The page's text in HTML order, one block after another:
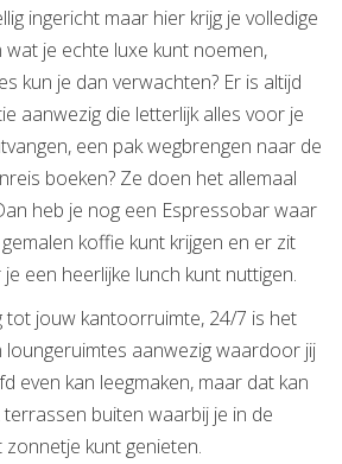
ingericht maar hier krijg je volledige
je echte luxe kunt noemen,
kun je dan verwachten? Er is altijd
aanwezig die letterlijk alles voor je
een pak wegbrengen naar de
boeken? Ze doen het allemaal
heb je nog een Espressobar waar
koffie kunt krijgen en er zit
een heerlijke lunch kunt nuttigen.
tot jouw kantoorruimte, 24/7 is het
loungeruimtes aanwezig waardoor jij
even kan leegmaken, maar dat kan
buiten waarbij je in de
kunt genieten.